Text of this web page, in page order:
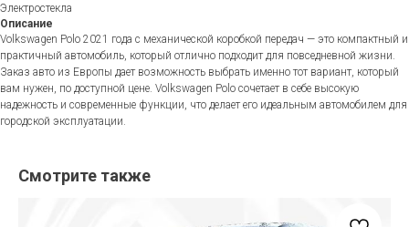
Электростекла
Описание
Volkswagen Polo 2021 года с механической коробкой передач — это компактный и
практичный автомобиль, который отлично подходит для повседневной жизни.
Заказ авто из Европы дает возможность выбрать именно тот вариант, который
вам нужен, по доступной цене. Volkswagen Polo сочетает в себе высокую
надежность и современные функции, что делает его идеальным автомобилем для
городской эксплуатации.
Смотрите также